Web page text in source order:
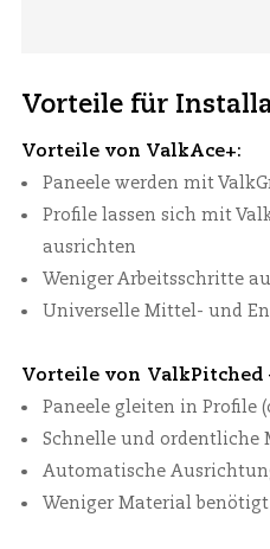
Vorteile für
Vorteile von ValkAce+:
Paneele werden mit
Profile lassen sich mit
ausrichten
Weniger Arbeitsschritte
Universelle Mittel- und
Vorteile von ValkPitched
Paneele gleiten in Profile
Schnelle und ordentliche
Automatische
Weniger Material benötigt